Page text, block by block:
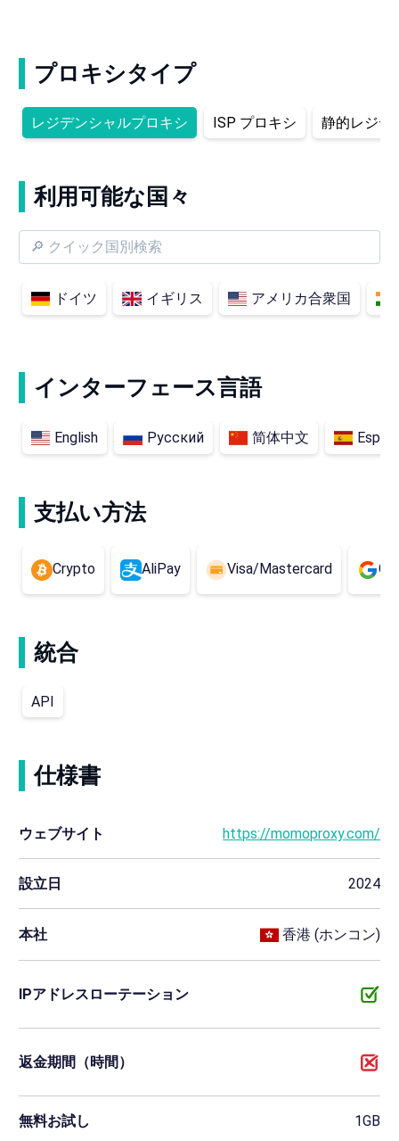
プロキシタイプ
レジデンシャルプロキシ ISP プロキシ 静的レジデ
利用可能な国々
ドイツ イギリス アメリカ合衆国
インターフェース言語
English Русский 简体中文
支払い方法
Crypto AliPay Visa/Mastercard
統合
API
仕様書
ウェブサイト https://momoproxy.com/
設立日 2024
本社 香港 (ホンコン)
IPアドレスローテーション
返金期間（時間）
無料お試し 1GB